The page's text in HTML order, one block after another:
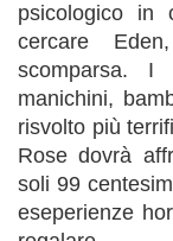
psicologico in
cercare
scomparsa. I
manichini,
risvolto più
Rose dovrà
soli 99
eseperienze